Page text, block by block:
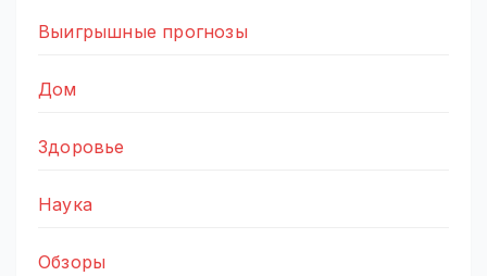
Выигрышные прогнозы
Дом
Здоровье
Наука
Обзоры